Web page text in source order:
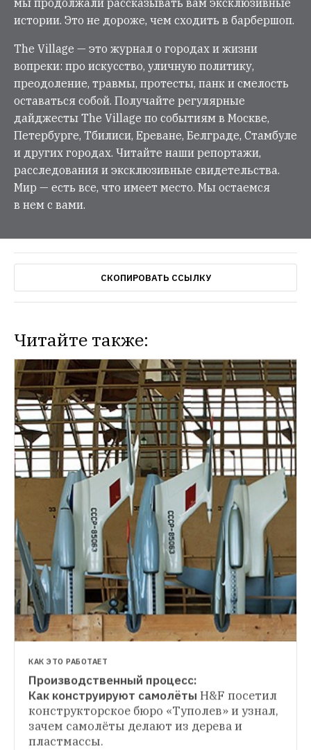
мы продолжали рассказывать вам эксклюзивные
истории. Это не дороже, чем сходить в барбершоп.
The Village — это журнал о городах и жизни
вопреки: про искусство, уличную политику,
преодоление, травмы, протесты, панк и смелость
оставаться собой. Получайте регулярные
дайджесты The Village по событиям в Москве,
Петербурге, Тбилиси, Ереване, Белграде, Стамбуле
и других городах. Читайте наши репортажи,
расследования и эксклюзивные свидетельства.
Мир — есть все, что имеет место. Мы остаемся
в нем с вами.
СКОПИРОВАТЬ ССЫЛКУ
Читайте также:
НОВОСТИ
Создать новый российский региональный
самолёт
Владимир Путин потребовал
решить проблему транспортной
доступности на Дальнем Востоке и в
Восточной Сибири
КАК ВСЁ УСТРОЕНО
АвиатехникСотрудник аэропорта
рассказал, действительно ли новые
самолёты самые безопасные, почему
говорят по-английски и зачем вас просят
открывать шторки иллюминаторов
КАК ЭТО РАБОТАЕТ
Производственный процесс:
Как конструируют самолёты H&F посетил
конструкторское бюро «Туполев» и узнал,
зачем самолёты делают из дерева и
пластмассы.